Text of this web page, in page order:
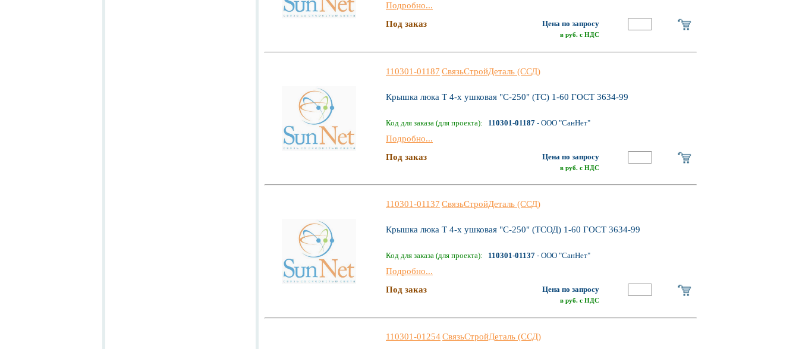
Подробно...
Под заказ
Цена по запросу
в руб. с НДС
110301-01187 СвязьСтройДеталь (ССД)
Крышка люка Т 4-х ушковая "С-250" (ТС) 1-60 ГОСТ 3634-99
Код для заказа (для проекта): 110301-01187 - ООО "СанНет"
Подробно...
Под заказ
Цена по запросу
в руб. с НДС
110301-01137 СвязьСтройДеталь (ССД)
Крышка люка Т 4-х ушковая "С-250" (ТСОД) 1-60 ГОСТ 3634-99
Код для заказа (для проекта): 110301-01137 - ООО "СанНет"
Подробно...
Под заказ
Цена по запросу
в руб. с НДС
110301-01254СвязьСтройДеталь (ССД)